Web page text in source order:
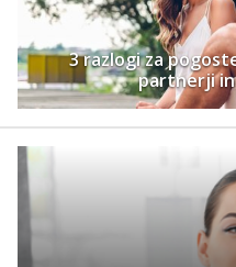
3 razlogi za
partnerji